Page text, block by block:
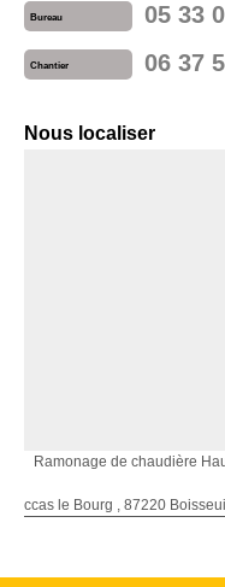
Bureau 05 33
Chantier 06 37
Nous localiser
Ramonage de chaudière
ccas le Bourg , 87220 Boisseuil